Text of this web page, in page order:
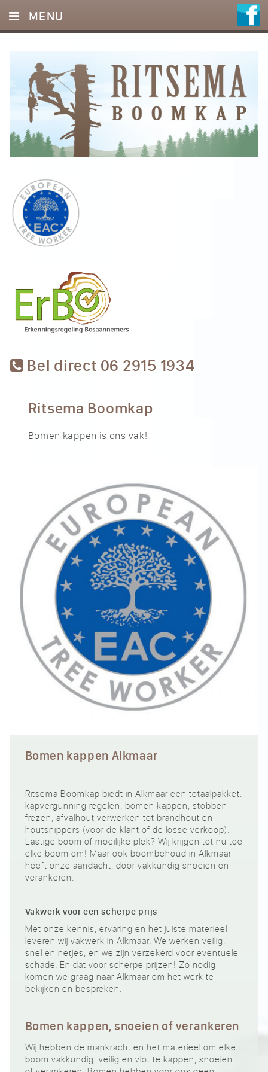
Bel direct 06 2915 1934
MENU
DIENSTEN
FOTO’S
REFERENTIES
OFFERTE
CONTACT
Ritsema Boomkap
Bomen kappen is ons vak!
Bomen kappen Alkmaar
Ritsema Boomkap biedt in Alkmaar een totaalpakket:
kapvergunning regelen, bomen kappen, stobben
frezen, afvalhout verwerken tot brandhout en
houtsnippers (voor de klant of de losse verkoop).
Lastige boom of moeilijke plek? Wij krijgen tot nu toe
elke boom om! Maar ook boombehoud in Alkmaar
heeft onze aandacht, door vakkundig snoeien en
verankeren.
Vakwerk voor een scherpe prijs
Met onze kennis, ervaring en het juiste materieel
leveren wij vakwerk in Alkmaar. We werken veilig,
snel en netjes, en we zijn verzekerd voor eventuele
schade. En dat voor scherpe prijzen! Zo nodig
komen we graag naar Alkmaar om het werk te
bekijken en bespreken.
Bomen kappen, snoeien of verankeren
Wij hebben de mankracht en het materieel om elke
boom vakkundig, veilig en vlot te kappen, snoeien